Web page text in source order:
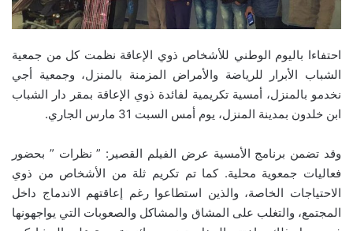
احتفاءا باليوم الوطني للأشخاص ذوي الإعاقة نظمت كل من جمعية
الشباب الأبرار للرياضة والأمراض المزمنة بالمنزل، وجمعية أجي
نخدمو بالمنزل، أمسية تكريمية لفائدة ذوي الإعاقة بمقر دار الشباب
ابن خلدون بمدينة المنزل، يوم أمس السبت 31 مارس الجاري.
وقد تضمن برنامج الأمسية عرض الفيلم القصير: ” نظرات ” بحضور
فعاليات جمعوية محلية. كما تم تكريم ثلة من الأشخاص من ذوي
الاحتياجات الخاصة، والذين استطاعوا رغم إعاقتهم الاندماج داخل
المجتمع، والتغلب على المشاق والمشاكل والصعوبات التي يواجهونها